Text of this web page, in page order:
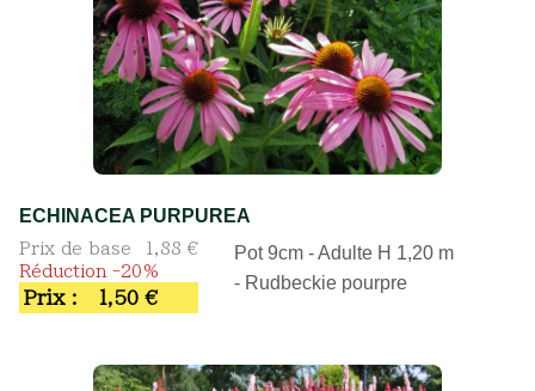
ECHINACEA PURPUREA
Prix de base
1,88 €
Réduction -20%
Prix : 1,50 €
Pot 9cm - Adulte H 1,20 m
- Rudbeckie pourpre